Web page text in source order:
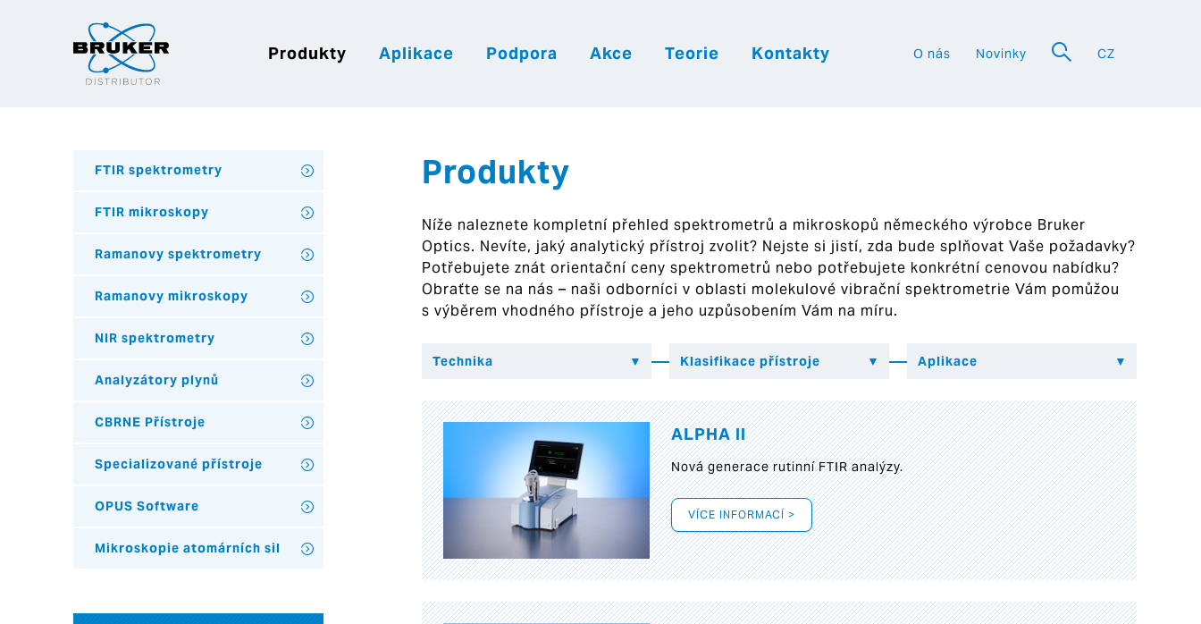
Produkty Aplikace Podpora Akce Teorie Kontakty O nás Novinky CZ
Produkty
Níže naleznete kompletní přehled spektrometrů a mikroskopů německého výrobce Bruker
Optics. Nevíte, jaký analytický přístroj zvolit? Nejste si jistí, zda bude splňovat Vaše požadavky?
Potřebujete znát orientační ceny spektrometrů nebo potřebujete konkrétní cenovou nabídku?
Obraťte se na nás – naši odborníci v oblasti molekulové vibrační spektrometrie Vám pomůžou
s výběrem vhodného přístroje a jeho uzpůsobením Vám na míru.
ALPHA II
Nová generace rutinní FTIR analýzy.
VÍCE INFORMACÍ >
FTIR spektrometry
FTIR mikroskopy
Ramanovy spektrometry
Ramanovy mikroskopy
NIR spektrometry
Analyzátory plynů
CBRNE Přístroje
Specializované přístroje
OPUS Software
Mikroskopie atomárních sil